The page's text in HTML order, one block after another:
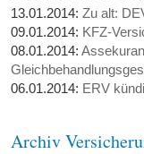
13.01.2014:Zu alt:
09.01.2014: KFZ-
08.01.2014:
06.01.2014: ERV
Archiv